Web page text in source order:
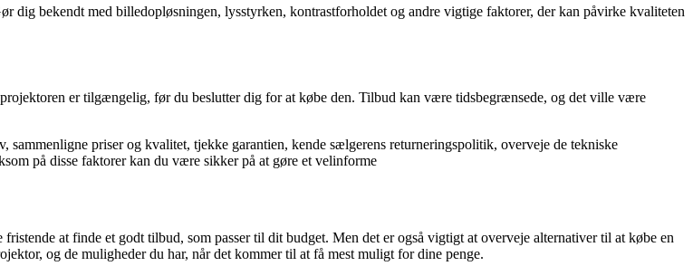
dig bekendt med billedopløsningen, lysstyrken, kontrastforholdet og andre vigtige faktorer, der kan påvirke kvaliteten
er tilgængelig, før du beslutter dig for at købe den. Tilbud kan være tidsbegrænsede, og det ville være
priser og kvalitet, tjekke garantien, kende sælgerens returneringspolitik, overveje de tekniske
på disse faktorer kan du være sikker på at gøre et velinforme
at finde et godt tilbud, som passer til dit budget. Men det er også vigtigt at overveje alternativer til at købe en
og de muligheder du har, når det kommer til at få mest muligt for dine penge.